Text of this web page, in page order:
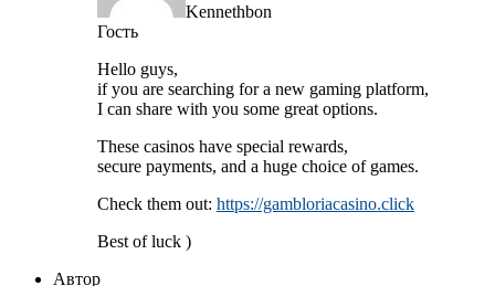
Kennethbon
Гость
Hello guys,
if you are searching for a new gaming platform,
I can share with you some great options.
These casinos have special rewards,
secure payments, and a huge choice of games.
Check them out: https://gambloriacasino.click
Best of luck )
Автор